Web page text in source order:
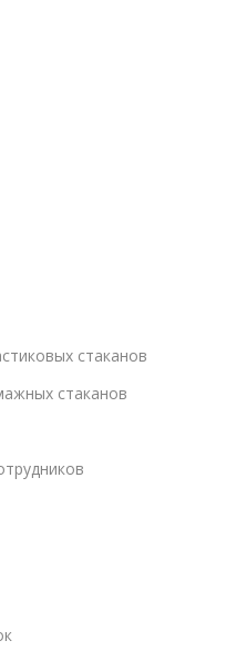
стаканов
стаканов